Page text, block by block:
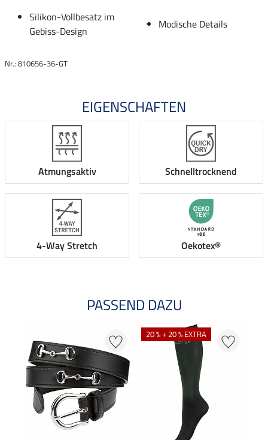
Silikon-Vollbesatz im
Gebiss-Design
Modische Details
Nr.: 810656-36-GT
EIGENSCHAFTEN
Atmungsaktiv Schnelltrocknend
4-Way Stretch Oekotex®
PASSEND DAZU
20 % + 20 % EXTRA